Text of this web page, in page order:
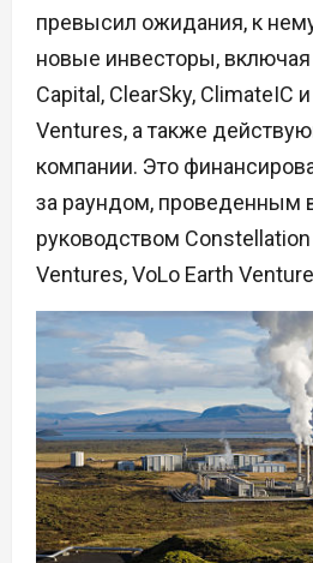
превысил ожидания, к
новые инвесторы,
Capital, ClearSky, ClimateIC
Ventures, а также
компании. Это
за раундом, проведенным
руководством
Ventures, VoLo Earth